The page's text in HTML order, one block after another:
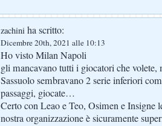
zachini ha scritto:
Dicembre 20th, 2021 alle 10:13
Ho visto Milan Napoli
gli mancavano tutti i giocatori che volete,
Sassuolo sembravano 2 serie inferiori
passaggi, giocate…
Certo con Leao e Teo, Osimen e Insigne
nostra organizzazione è sicuramente